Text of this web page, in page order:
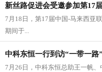
新丝路促进会受邀参加第17
会议
7月18日，第17届中国-马来西亚
期间于...
中科东恒一行到访“一带一路
7月26日，中科东恒总助王一帆